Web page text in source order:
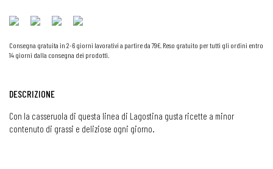
Consegna gratuita in 2-6 giorni lavorativi a partire da 79€. Reso gratuito per tutti gli ordini entro
14 giorni dalla consegna dei prodotti.
DESCRIZIONE
Con la casseruola di questa linea di Lagostina gusta ricette a minor
contenuto di grassi e deliziose ogni giorno.